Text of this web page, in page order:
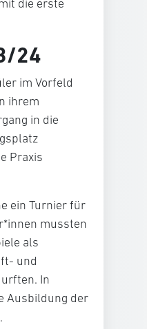
die erste
24
im Vorfeld
ihrem
in die
Praxis
ein Turnier für
mussten
als
und
In
Ausbildung der
.